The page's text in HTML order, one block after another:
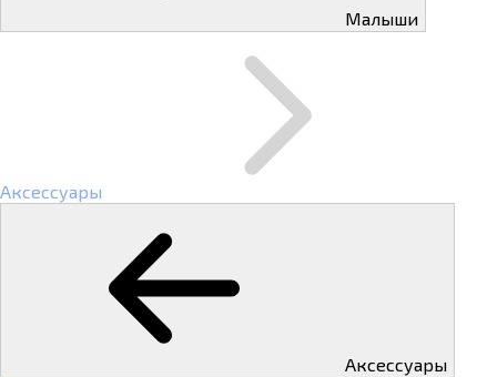
Малыши
Аксессуары
Аксессуары